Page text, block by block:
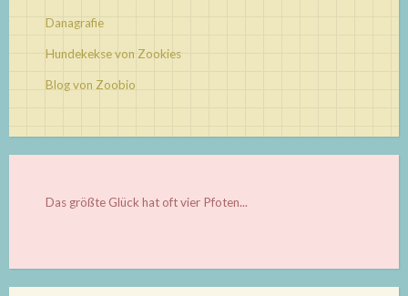
Danagrafie
Hundekekse von Zookies
Blog von Zoobio
Das größte Glück hat oft vier Pfoten...